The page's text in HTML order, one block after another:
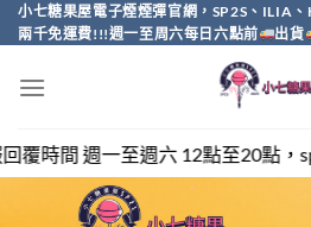
Skip
to
小七糖果屋電子煙煙彈官網，SP2S、ILIA
兩千免運費!!!週一至周六每日六點前
出貨
20點，sp2s/relx/kiss/ilia/swag